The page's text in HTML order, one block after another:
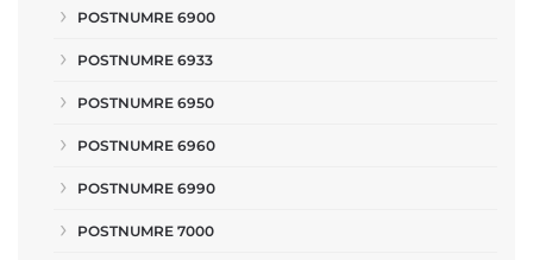
POSTNUMRE 6900
POSTNUMRE 6933
POSTNUMRE 6950
POSTNUMRE 6960
POSTNUMRE 6990
POSTNUMRE 7000